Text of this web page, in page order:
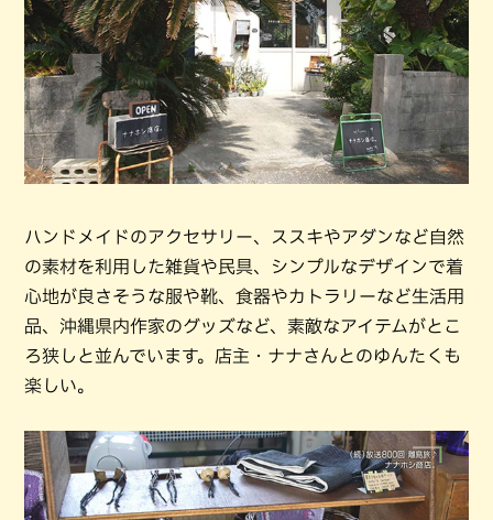
ハンドメイドのアクセサリー、ススキやアダンなど自然
の素材を利用した雑貨や民具、シンプルなデザインで着
心地が良さそうな服や靴、食器やカトラリーなど生活用
品、沖縄県内作家のグッズなど、素敵なアイテムがとこ
ろ狭しと並んでいます。店主・ナナさんとのゆんたくも
楽しい。